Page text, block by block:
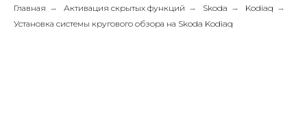
Главная → Активация скрытых функций → Skoda → Kodiaq →
Установка системы кругового обзора на Skoda Kodiaq